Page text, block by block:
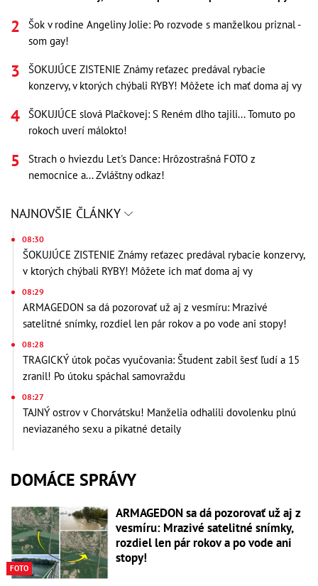
Šok v rodine Angeliny Jolie: Po rozvode s manželkou priznal -
som gay!
ŠOKUJÚCE ZISTENIE Známy reťazec predával rybacie
konzervy, v ktorých chýbali RYBY! Môžete ich mať doma aj vy
ŠOKUJÚCE slová Plačkovej: S Reném dlho tajili... Tomuto po
rokoch uverí málokto!
Strach o hviezdu Let's Dance: Hrôzostrašná FOTO z
nemocnice a... Zvláštny odkaz!
NAJNOVŠIE ČLÁNKY
08:30
ŠOKUJÚCE ZISTENIE Známy reťazec predával rybacie konzervy,
v ktorých chýbali RYBY! Môžete ich mať doma aj vy
08:29
ARMAGEDON sa dá pozorovať už aj z vesmíru: Mrazivé
satelitné snímky, rozdiel len pár rokov a po vode ani stopy!
08:28
TRAGICKÝ útok počas vyučovania: Študent zabil šesť ľudí a 15
zranil! Po útoku spáchal samovraždu
08:27
TAJNÝ ostrov v Chorvátsku! Manželia odhalili dovolenku plnú
neviazaného sexu a pikatné detaily
DOMÁCE SPRÁVY
FOTO
ARMAGEDON sa dá pozorovať už aj z
vesmíru: Mrazivé satelitné snímky,
rozdiel len pár rokov a po vode ani
stopy!